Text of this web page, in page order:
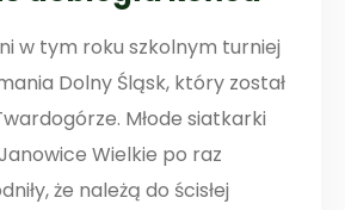
w tym roku szkolnym turniej
Dolny Śląsk, który został
Młode siatkarki
Janowice Wielkie po raz
że należą do ścisłej